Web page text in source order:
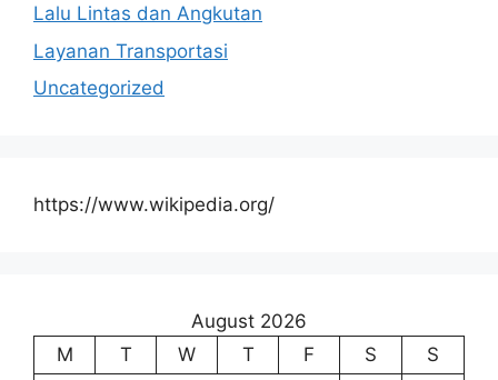
Lalu Lintas dan Angkutan
Layanan Transportasi
Uncategorized
https://www.wikipedia.org/
August 2026
M
T W T F S
S